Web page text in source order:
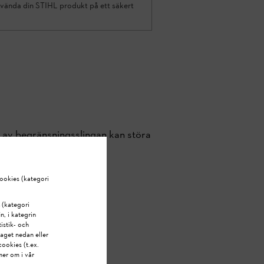
din STIHL produkt på ett säkert
begränsningsslingan kan störa
på minst 2 m runt
(kategori
(kategori
i kategrin
och
nedan eller
(t.ex.
om i vår